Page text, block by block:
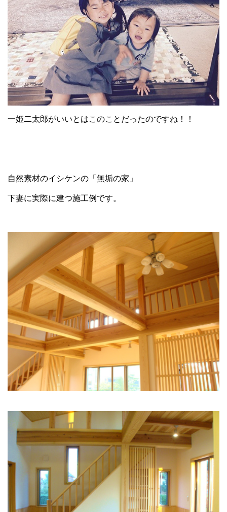
一姫二太郎がいいとはこのことだったのですね！！
自然素材のイシケンの「無垢の家」
下妻に実際に建つ施工例です。